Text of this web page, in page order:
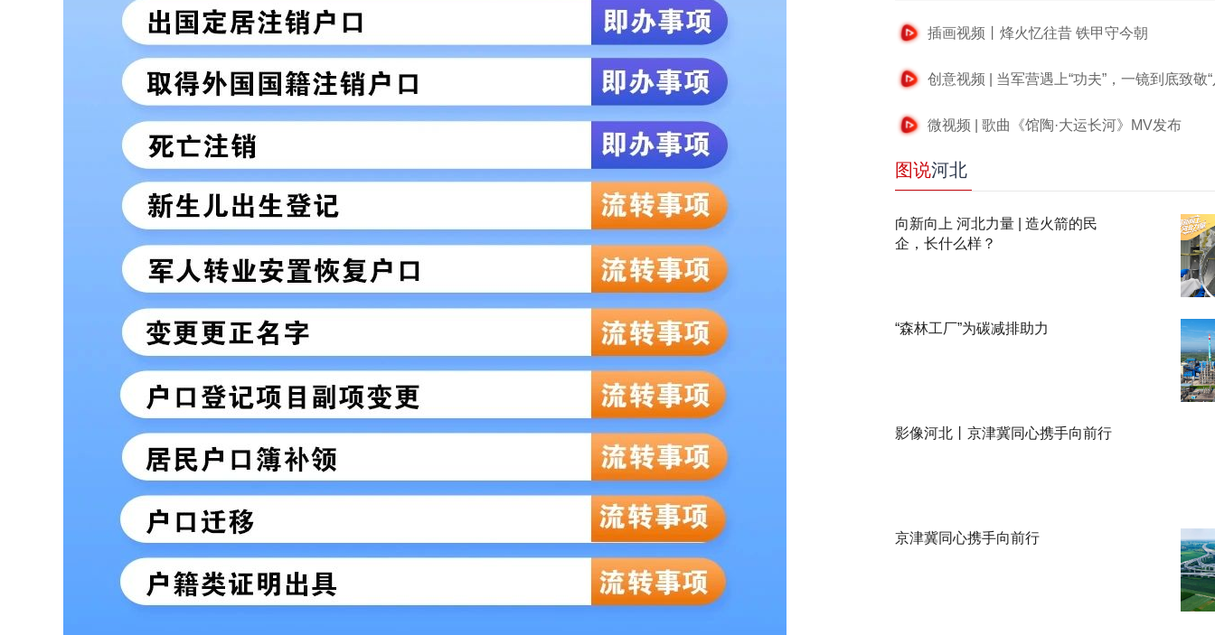
插画视频丨烽火忆往昔 铁甲守今朝
创意视频 | 当军营遇上“功夫”，一镜到底致敬“
微视频 | 歌曲《馆陶·大运长河》MV发布
图说河北
向新向上 河北力量 | 造火箭的民
企，长什么样？
“森林工厂”为碳减排助力
影像河北丨京津冀同心携手向前行
京津冀同心携手向前行